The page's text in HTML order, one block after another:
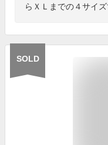
らＸＬまでの４サイズ
SOLD